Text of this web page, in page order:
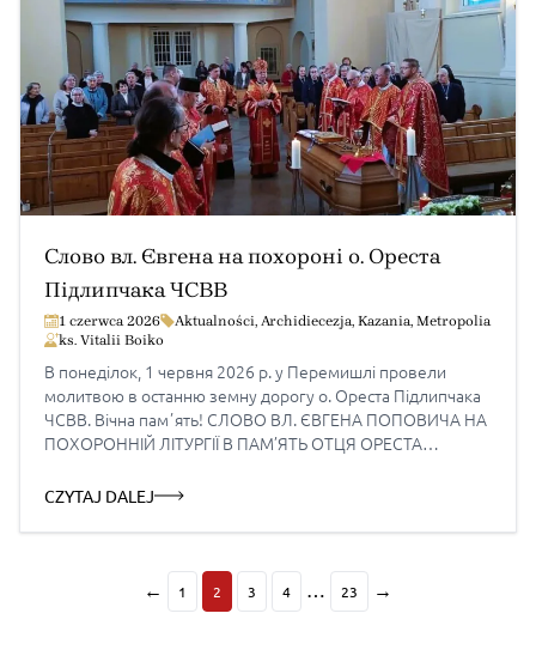
Слово вл. Євгена на похороні о. Ореста
Підлипчака ЧСВВ
1 czerwca 2026 Aktualności, Archidiecezja, Kazania, Metropolia
ks. Vitalii Boiko
В понеділок, 1 червня 2026 р. у Перемишлі провели
молитвою в останню земну дорогу о. Ореста Підлипчака
ЧСВВ. Вічна памʼять! СЛОВО ВЛ. ЄВГЕНА ПОПОВИЧА НА
ПОХОРОННІЙ ЛІТУРГІЇ В ПАМ’ЯТЬ ОТЦЯ ОРЕСТА
кожний, хто бачить Сина і вірує в Нього, мав життя вічне, і
CZYTAJ DALEJ
← 1 2 3 4 … 23 →